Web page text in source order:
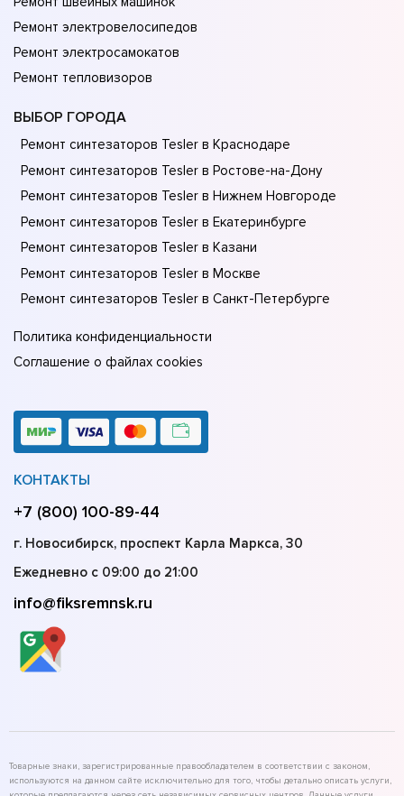
Ремонт электровелосипедов
Ремонт электросамокатов
Ремонт тепловизоров
ВЫБОР ГОРОДА
Ремонт синтезаторов Tesler в Краснодаре
Ремонт синтезаторов Tesler в Ростове-на-Донy
Ремонт синтезаторов Tesler в Нижнем Новгороде
Ремонт синтезаторов Tesler в Екатеринбурге
Ремонт синтезаторов Tesler в Казани
Ремонт синтезаторов Tesler в Москве
Ремонт синтезаторов Tesler в Санкт-Петербурге
Политика конфиденциальности
Соглашение о файлах cookies
КОНТАКТЫ
+7 (800) 100-89-44
г. Новосибирск, проспект Карла Маркса, 30
Ежедневно с 09:00 до 21:00
info@fiksremnsk.ru
Товарные знаки, зарегистрированные правообладателем в соответствии с законом,
используются на данном сайте исключительно для того, чтобы детально описать услуги,